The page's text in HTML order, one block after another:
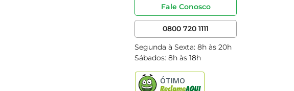
Fale Conosco
0800 720 1111
Segunda à Sexta: 8h às 20h
Sábados: 8h às 18h